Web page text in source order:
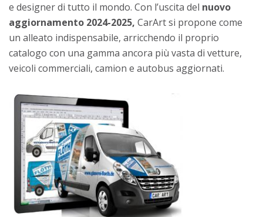
e designer di tutto il mondo. Con l’uscita del nuovo
aggiornamento 2024-2025, CarArt si propone come
un alleato indispensabile, arricchendo il proprio
catalogo con una gamma ancora più vasta di vetture,
veicoli commerciali, camion e autobus aggiornati.